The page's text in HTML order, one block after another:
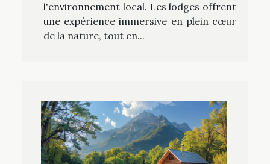
l'environnement local. Les lodges offrent
une expérience immersive en plein cœur
de la nature, tout en...